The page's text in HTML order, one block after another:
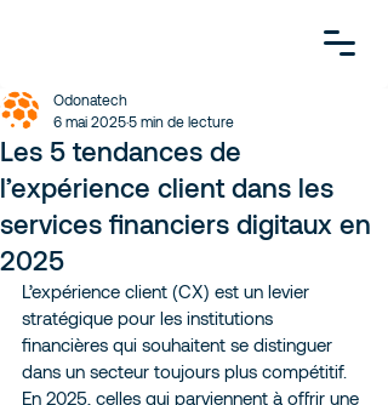
Les 5 tendances de
l’expérience client dans les
services financiers digitaux en
2025
Odonatech
6 mai 20255 min de lecture
L’expérience client (CX) est un levier
stratégique pour les institutions
financières qui souhaitent se distinguer
dans un secteur toujours plus compétitif.
En 2025, celles qui parviennent à offrir une